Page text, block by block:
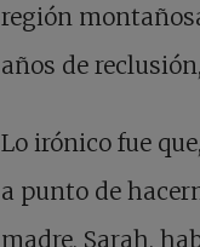
región
años de
Lo irónico fue
a punto de
madre, Sarah,